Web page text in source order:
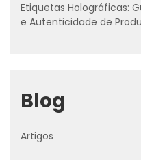
Etiquetas Holográficas:
e Autenticidade de
Blog
Artigos